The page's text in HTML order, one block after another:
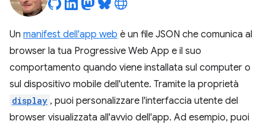
Un manifest dell'app web è un file JSON che comunica al
browser la tua Progressive Web App e il suo
comportamento quando viene installata sul computer o
sul dispositivo mobile dell'utente. Tramite la proprietà
display , puoi personalizzare l'interfaccia utente del
browser visualizzata all'avvio dell'app. Ad esempio, puoi